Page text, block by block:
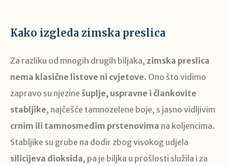
Kako izgleda zimska preslica
Za razliku od mnogih drugih biljaka, zimska preslica
nema klasične listove ni cvjetove. Ono što vidimo
zapravo su njezine šuplje, uspravne i člankovite
stabljike, najčešće tamnozelene boje, s jasno vidljivim
crnim ili tamnosmeđim prstenovima na koljencima.
Stabljike su grube na dodir zbog visokog udjela
silicijeva dioksida, pa je biljka u prošlosti služila i za